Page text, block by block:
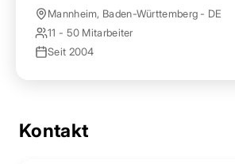
Mannheim, Baden-Württemberg - DE
11 - 50 Mitarbeiter
Seit 2004
Kontakt